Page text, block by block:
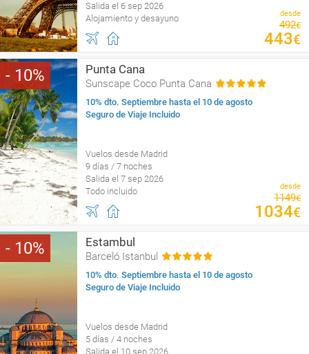
Salida el 6 sep 2026
Alojamiento y desayuno
desde
492€
443€
10 Punta Cana
Sunscape Coco Punta Cana
10% dto. Septiembre hasta el 10 de agosto
Seguro de Viaje Incluido
Vuelos desde Madrid
9 días / 7 noches
Salida el 7 sep 2026
Todo incluido
desde
1149€
1034€
10 Estambul
Barceló Istanbul
10% dto. Septiembre hasta el 10 de agosto
Seguro de Viaje Incluido
Vuelos desde Madrid
5 días / 4 noches
Salida el 10 sep 2026